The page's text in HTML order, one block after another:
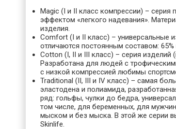
Magic (I и II класс компрессии) – серия
эффектом «легкого надевания».
изделия.
Comfort (I и II класс) – универсальные
отличаются постоянным составом:
Cotton (I, II и III класс) – серия изделий
Разработана для людей с
с низкой компрессией любимы
Traditional (II, III и IV класс) – самая
эластодена и полиамида,
ряд: гольфы, чулки до бедра,
том числе, для беременных, для
мыском и без мыска. В этой же серии
Skinlife.